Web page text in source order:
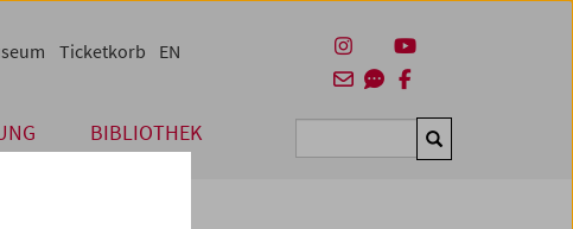
BIBLIOTHEK Suchen
Ticketkorb EN